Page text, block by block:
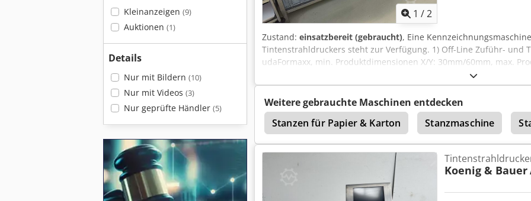
Kleinanzeigen (9)
Auktionen (1)
Details
Nur mit Bildern (10)
Nur mit Videos (3)
Nur geprüfte Händler (5)
1 /2
Zustand: einsatzbereit (gebraucht), Eine
Tintenstrahldruckers steht zur Verfügung. 1) Off-Line Zuführ- und
udaFormaxx, min. Produktdimensionen X/Y: 30mm/60mm, max.
min. Produktstärke: 80g/m², max. Produktdicke: 8mm, max.
Durchsatzleistung: ca. 250Stück/min. Maschinendimensionen X/Y/
Gewicht: ca. 150kg. 2) Durchlauf-Tintenstrahldrucker KBA alphaJET
Vertikalauflösung: 32P, Schrifthöhenbereich: 2mm-15mm, max.
Düsendurchmesser: 62µm, Maschinendimensionen X/Y/Z: ca.
Inklusive Untergestell. Dokumentation vorhanden. Eine
Weitere gebrauchte Maschinen entdecken
Stanzen für Papier & Karton
Stanzmaschine
Ghiringhelli Schleifmaschine
Koenig & Bauer